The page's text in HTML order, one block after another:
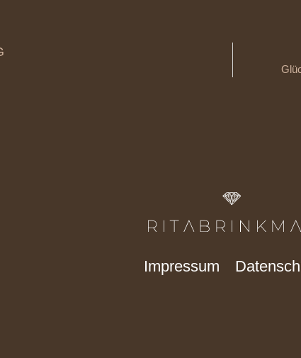
Impressum